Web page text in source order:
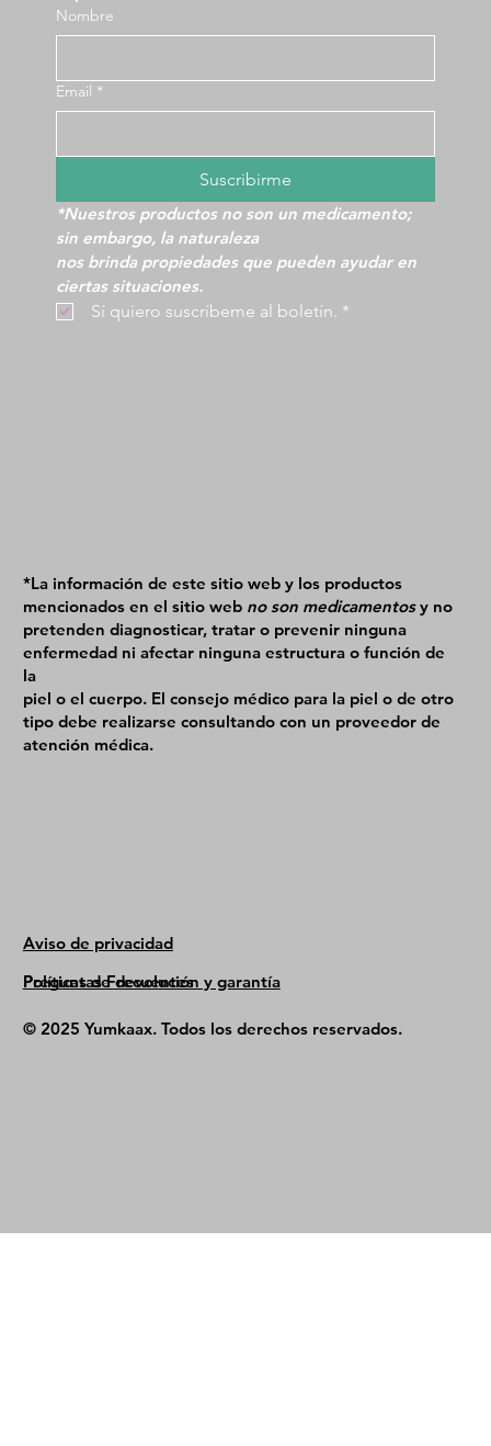
Nombre
Email *
Suscribirme
*Nuestros productos no son un medicamento;
sin embargo, la naturaleza
nos brinda propiedades que pueden ayudar en
ciertas situaciones.
Sí quiero suscríbeme al boletín. *
*La información de este sitio web y los productos
mencionados en el sitio web no son medicamentosy no
pretenden diagnosticar, tratar o prevenir ninguna
enfermedad ni afectar ninguna estructura o función de
la
piel o el cuerpo. El consejo médico para la piel o de otro
tipo debe realizarse consultando con un proveedor de
atención médica.
© 2025 Yumkaax. Todos los derechos reservados.
Aviso de privacidad
Políticas de devolución y garantía
Preguntas Frecuentes